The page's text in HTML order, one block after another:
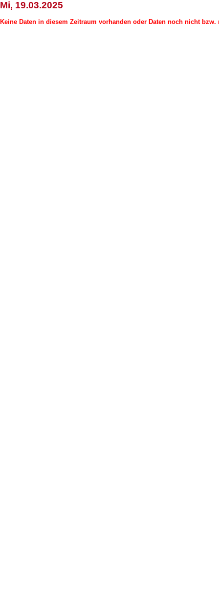
Mi, 19.03.2025
Keine Daten in diesem Zeitraum vorhanden oder Daten noch nicht